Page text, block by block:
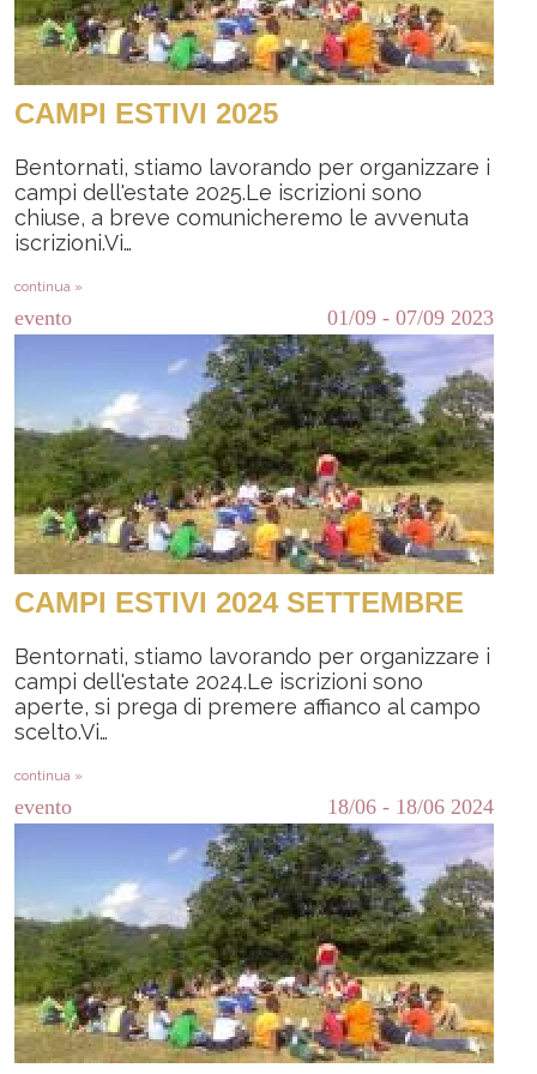
CAMPI ESTIVI 2025
Bentornati, stiamo lavorando per organizzare i
campi dell'estate 2025.Le iscrizioni sono
chiuse, a breve comunicheremo le avvenuta
iscrizioni.Vi…
continua »
evento 01/09 - 07/09 2023
CAMPI ESTIVI 2024 SETTEMBRE
Bentornati, stiamo lavorando per organizzare i
campi dell'estate 2024.Le iscrizioni sono
aperte, si prega di premere affianco al campo
scelto.Vi…
continua »
evento 18/06 - 18/06 2024